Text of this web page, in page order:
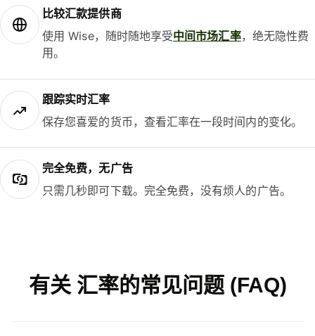
比较汇款提供商
使用 Wise，随时随地享受中间市场汇率，绝无隐性费
用。
跟踪实时汇率
保存您喜爱的货币，查看汇率在一段时间内的变化。
完全免费，无广告
只需几秒即可下载。完全免费，没有烦人的广告。
有关 汇率的常见问题 (FAQ)